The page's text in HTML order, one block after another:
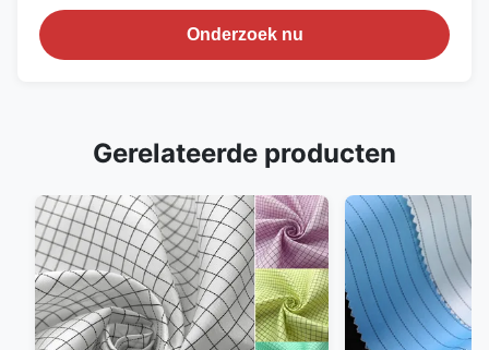
Onderzoek nu
Gerelateerde producten